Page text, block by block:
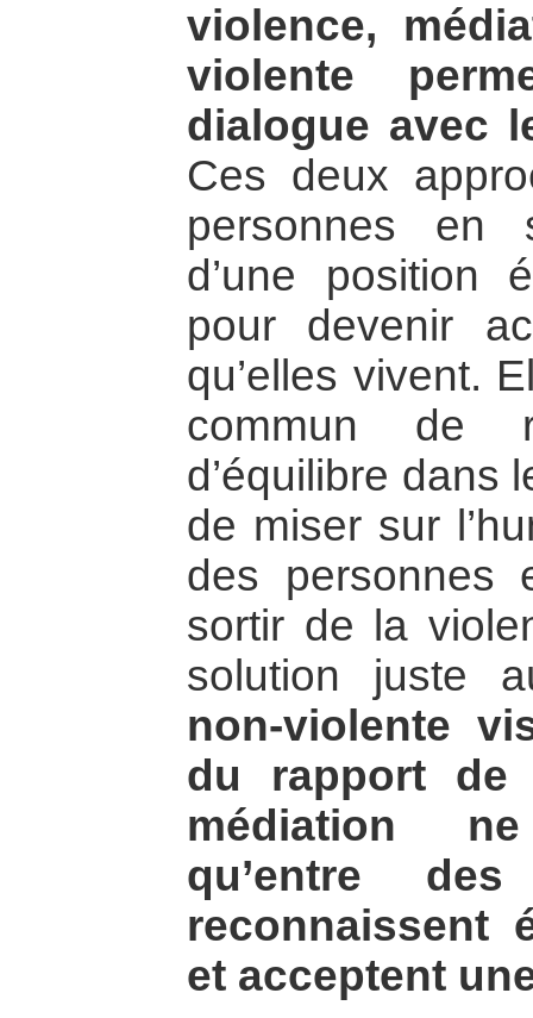
violence,
violente
dialogue avec
Ces deux
personnes en
d’une position
pour devenir
qu’elles vivent.
commun de
d’équilibre dans
de miser sur
des personnes
sortir de la
solution juste
non-violente
du rapport
médiation
qu’entre
reconnaissent
et acceptent